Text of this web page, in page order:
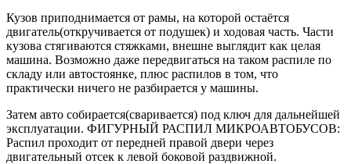
Кузов приподнимается от рамы, на которой остаётся
двигатель(откручивается от подушек) и ходовая часть. Части
кузова стягиваются стяжками, внешне выглядит как целая
машина. Возможно даже передвигаться на таком распиле по
складу или автостоянке, плюс распилов в том, что
практически ничего не разбирается у машины.
Затем авто собирается(сваривается) под ключ для дальнейшей
эксплуатации. ФИГУРНЫЙ РАСПИЛ МИКРОАВТОБУСОВ:
Распил проходит от передней правой двери через
двигательный отсек к левой боковой раздвижной.